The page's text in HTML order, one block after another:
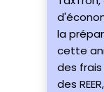
la
cette
des
des